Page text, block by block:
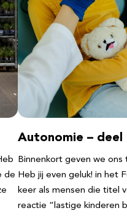
de
Autonomie – deel
Binnenkort geven we
Heb jij even geluk! in het
keer als mensen die titel
reactie “lastige kinderen